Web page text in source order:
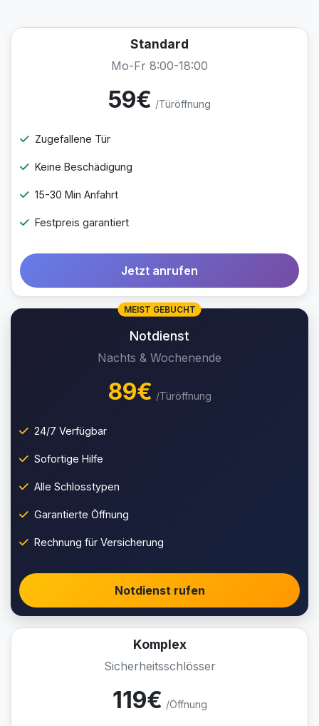
Standard
Mo-Fr 8:00-18:00
59€ /Türöffnung
Zugefallene Tür
Keine Beschädigung
15-30 Min Anfahrt
Festpreis garantiert
Jetzt anrufen
MEIST GEBUCHT
Notdienst
Nachts & Wochenende
89€ /Türöffnung
24/7 Verfügbar
Sofortige Hilfe
Alle Schlosstypen
Garantierte Öffnung
Rechnung für Versicherung
Notdienst rufen
Komplex
Sicherheitsschlösser
119€ /Öffnung